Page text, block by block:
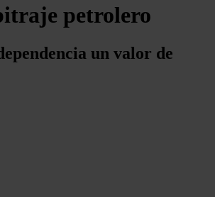
petrolero
un valor de